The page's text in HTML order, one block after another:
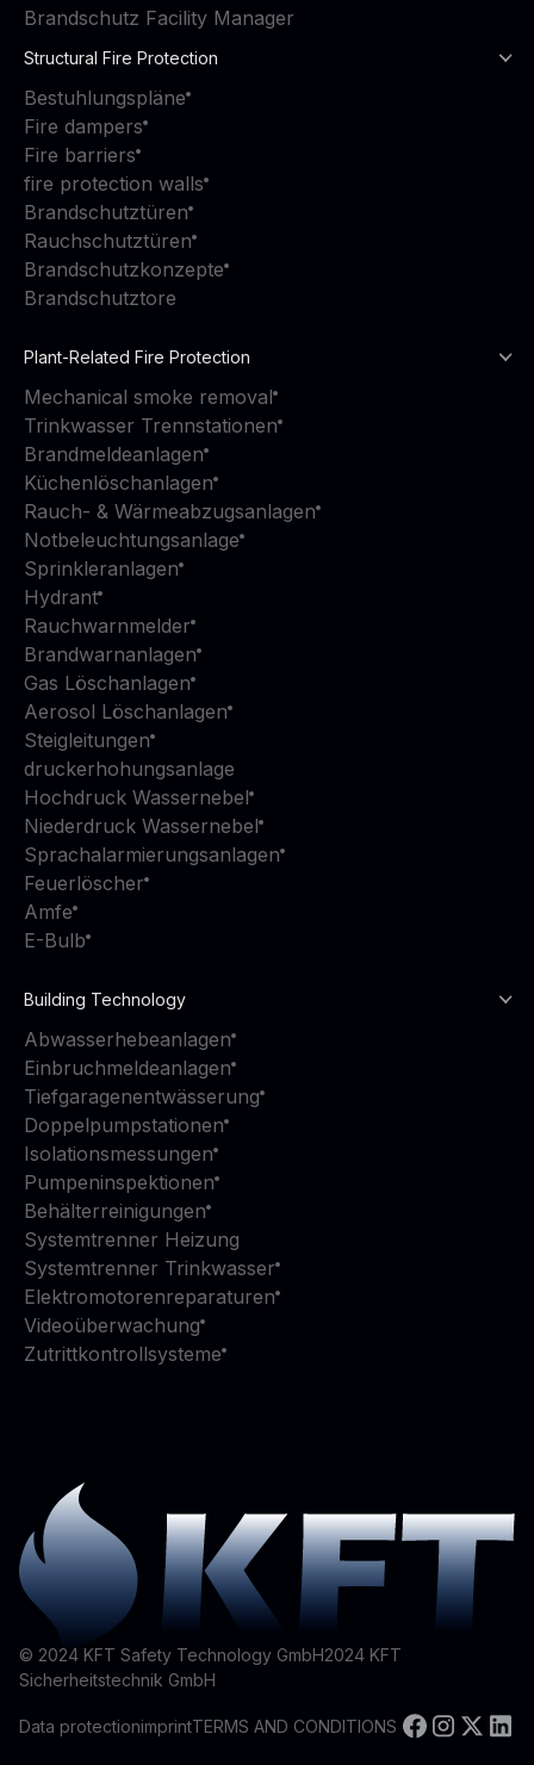
Brandschutz Facility Manager
Structural Fire Protection
Bestuhlungspläne
Fire dampers
Fire barriers
fire protection walls
Brandschutztüren
Rauchschutztüren
Brandschutzkonzepte
Brandschutztore
Plant-Related Fire Protection
Mechanical smoke removal
Trinkwasser Trennstationen
Brandmeldeanlagen
Küchenlöschanlagen
Rauch- & Wärmeabzugsanlagen
Notbeleuchtungsanlage
Sprinkleranlagen
Hydrant
Rauchwarnmelder
Brandwarnanlagen
Gas Löschanlagen
Aerosol Löschanlagen
Steigleitungen
druckerhohungsanlage
Hochdruck Wassernebel
Niederdruck Wassernebel
Sprachalarmierungsanlagen
Feuerlöscher
Amfe
E-Bulb
Building Technology
Abwasserhebeanlagen
Einbruchmeldeanlagen
Tiefgaragenentwässerung
Doppelpumpstationen
Isolationsmessungen
Pumpeninspektionen
Behälterreinigungen
Systemtrenner Heizung
Systemtrenner Trinkwasser
Elektromotorenreparaturen
Videoüberwachung
Zutrittkontrollsysteme
© 2024 KFT Safety Technology GmbH2024 KFT
Sicherheitstechnik GmbH
Data protectionimprintTERMS AND CONDITIONS